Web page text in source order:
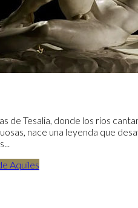
de Tesalia, donde los ríos
nace una leyenda que
Aquiles